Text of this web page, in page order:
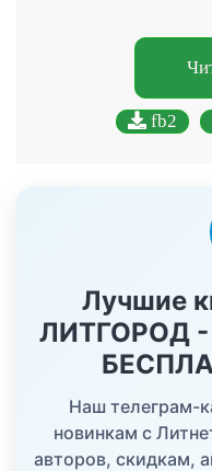
fb2
Лучшие
ЛИТГОРОД
Наш телеграм-
новинкам с
авторов, скидкам,